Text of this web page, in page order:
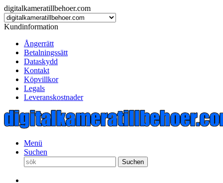
digitalkameratillbehoer.com
Kundinformation
Ångerrätt
Betalningssätt
Dataskydd
Kontakt
Köpvillkor
Legals
Leveranskostnader
Menü
Suchen
Suchen